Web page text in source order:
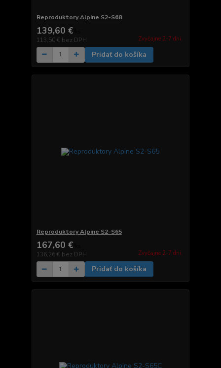
Reproduktory Alpine S2-S68
139,60 €
113,50 € bez DPH Zvyčajne 2-7 dni.
Pridať do košíka
Reproduktory Alpine S2-S65
167,60 €
136,26 € bez DPH Zvyčajne 2-7 dni.
Pridať do košíka